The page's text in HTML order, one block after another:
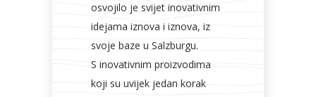
osvojilo je svijet inovativnim
idejama iznova i iznova, iz
svoje baze u Salzburgu.
S inovativnim proizvodima
koji su uvijek jedan korak